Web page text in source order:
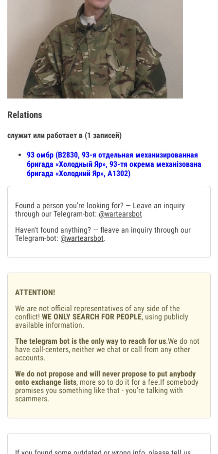
Relations
служит или работает в (1 записей)
93 омбр (В2830, 93-я отдельная механизированная
бригада «Холодный Яр», 93-тя окрема механізована
бригада «Холодний Яр», А1302)
Found a person you're looking for? — Leave an inquiry
through our Telegram-bot: @wartearsbot
Haven't found anything? — fleave an inquiry through our
Telegram-bot: @wartearsbot.
ATTENTION!
We are not official representatives of any side of the
conflict! WE ONLY SEARCH FOR PEOPLE, using publicly
available information.
The telegram bot is the only way to reach for us.We do not
have call-centers, neither we chat or call from any other
accounts.
We do not propose and will never propose to put anybody
onto exchange lists, more so to do it for a fee.If somebody
promises you something like that - you're talking with
scammers.